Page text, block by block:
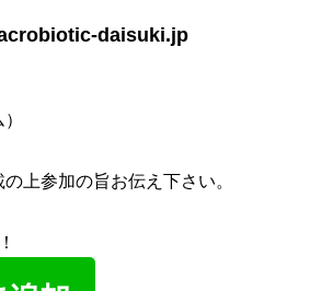
daisuki.jp
参加の旨お伝え下さい。